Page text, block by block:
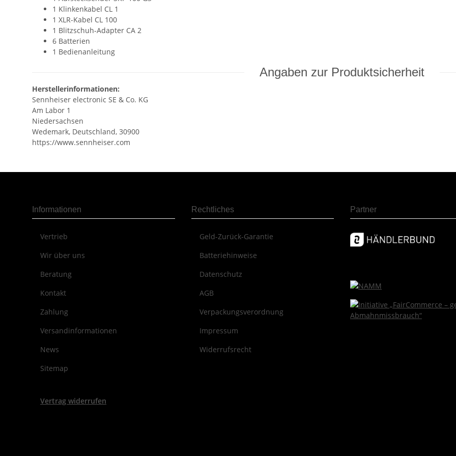
1 Klinkenkabel CL 1
1 XLR-Kabel CL 100
1 Blitzschuh-Adapter CA 2
6 Batterien
1 Bedienanleitung
Angaben zur Produktsicherheit
Herstellerinformationen:
Sennheiser electronic SE & Co. KG
Am Labor 1
Niedersachsen
Wedemark, Deutschland, 30900
https://www.sennheiser.com
Informationen
Vertrieb
Wir über uns
Beratung
Kontakt
Zahlung
Versandinformationen
News
Sitemap
Rechtliches
Geld-Zurück-Garantie
Batteriehinweise
Datenschutz
AGB
Verpackungsverordnung
Impressum
Widerrufsrecht
Partner
Vertrag widerrufen